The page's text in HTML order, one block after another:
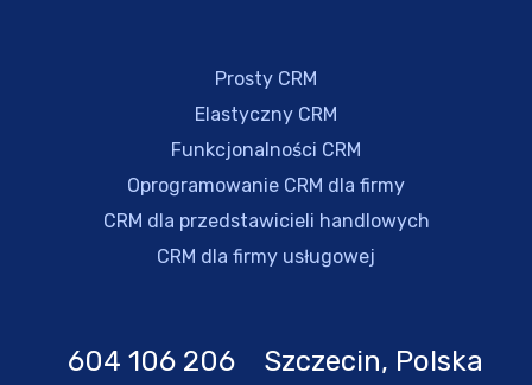
Prosty CRM
Elastyczny CRM
Funkcjonalności CRM
Oprogramowanie CRM dla firmy
CRM dla przedstawicieli handlowych
CRM dla firmy usługowej
604 106 206 Szczecin, Polska